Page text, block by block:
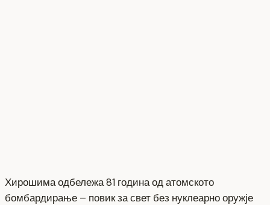
Хирошима одбележа 81 година од атомското
бомбардирање – повик за свет без нуклеарно оружје